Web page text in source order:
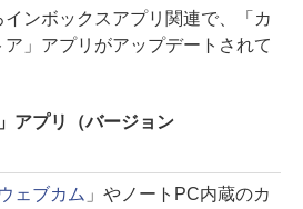
ンボックスアプリ関連で、「カ
ア」アプリがアップデートされて
アプリ（バージョン
ェブカム 」やノートPC内蔵のカ